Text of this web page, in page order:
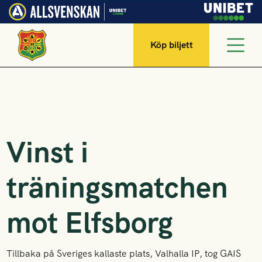
Köp biljett
Vinst i
träningsmatchen
mot Elfsborg
Tillbaka på Sveriges kallaste plats, Valhalla IP, tog GAIS